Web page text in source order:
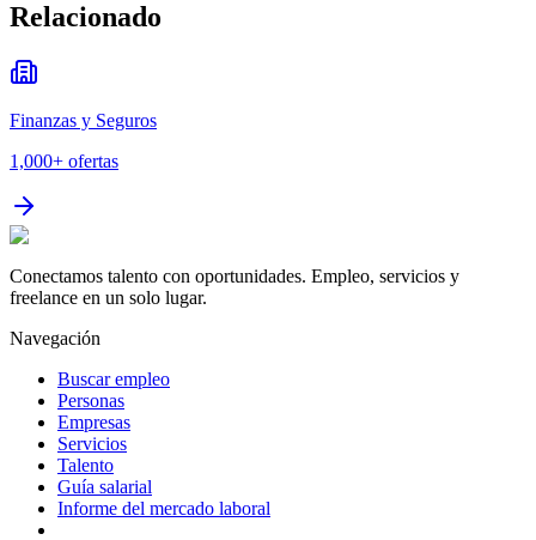
Relacionado
Finanzas y Seguros
1,000+ ofertas
Conectamos talento con oportunidades. Empleo, servicios y
freelance en un solo lugar.
Navegación
Buscar empleo
Personas
Empresas
Servicios
Talento
Guía salarial
Informe del mercado laboral